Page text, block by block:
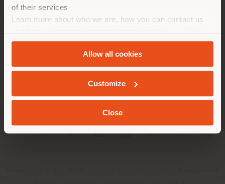
of their services
Learn more about who we are, how you can contact us
andCookie Policy.
Allow all cookies
Customize
Close
GEOLOKALISIERT
UNTERNEHMEN
PRODUKTLINIEN
INFO & DIENSTLEISTUNGEN